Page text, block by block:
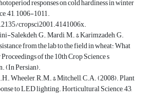
responses on cold hardiness in winter
41, 1006-1011.
cropsci2001.4141006x.
Salekdeh, G., Mardi, M., & Karimzadeh, G.
from the lab to the field in wheat: What
of the 10th Crop Science s
(In Persian).
Wheeler, R.M., & Mitchell, C.A. (2008). Plant
to LED lighting. Horticultural Science, 43,